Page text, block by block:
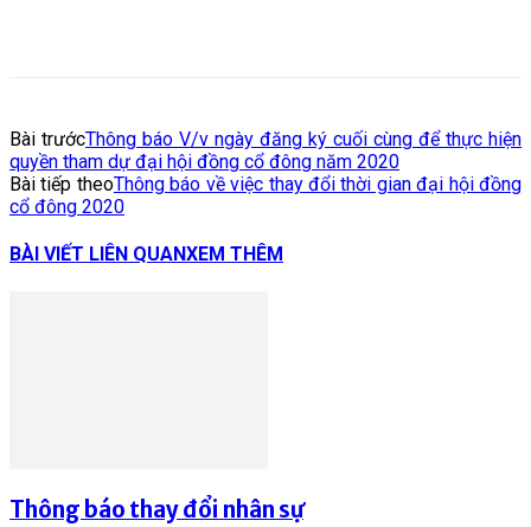
Bài trướcThông báo V/v ngày đăng ký cuối cùng để thực hiện
quyền tham dự đại hội đồng cổ đông năm 2020
Bài tiếp theoThông báo về việc thay đổi thời gian đại hội đồng
cổ đông 2020
BÀI VIẾT LIÊN QUANXEM THÊM
Thông báo thay đổi nhân sự